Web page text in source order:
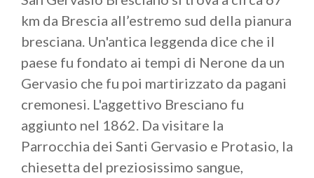
km da Brescia all’estremo sud della pianura
bresciana. Un'antica leggenda dice che il
paese fu fondato ai tempi di Nerone da un
Gervasio che fu poi martirizzato da pagani
cremonesi. L'aggettivo Bresciano fu
aggiunto nel 1862. Da visitare la
Parrocchia dei Santi Gervasio e Protasio, la
chiesetta del preziosissimo sangue,